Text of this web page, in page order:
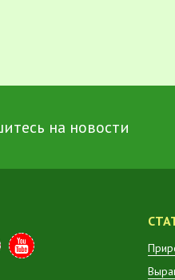
на новости